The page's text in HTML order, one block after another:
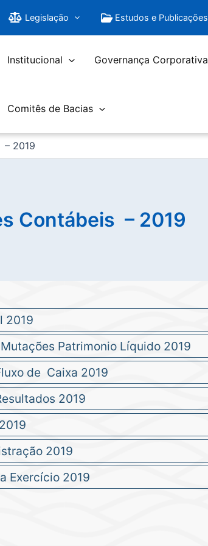
Legislação Estudos e Publicações
Institucional Governança Corporativa
Comitês de Bacias
– 2019
Contábeis – 2019
2019
Patrimonio Líquido 2019
de Caixa 2019
2019
2019
Exercício 2019